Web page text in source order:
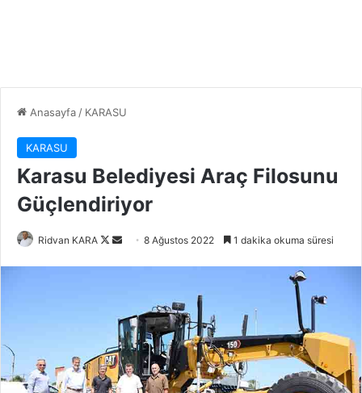
Anasayfa / KARASU
KARASU
Karasu Belediyesi Araç Filosunu
Güçlendiriyor
Ridvan KARA
Follow
Bir
8 Ağustos 2022 1 dakika okuma süresi